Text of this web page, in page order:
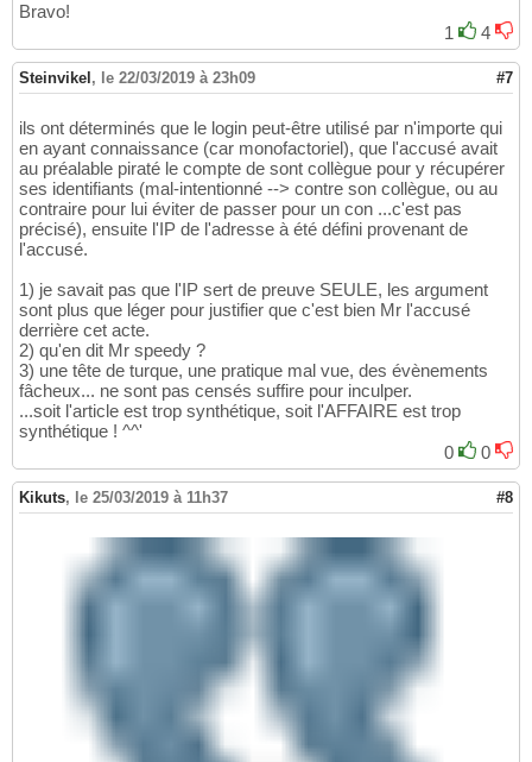
Bravo!
1
4
Steinvikel , le 22/03/2019 à 23h09 #7
ils ont déterminés que le login peut-être utilisé par n'importe qui
en ayant connaissance (car monofactoriel), que l'accusé avait
au préalable piraté le compte de sont collègue pour y récupérer
ses identifiants (mal-intentionné --> contre son collègue, ou au
contraire pour lui éviter de passer pour un con ...c'est pas
précisé), ensuite l'IP de l'adresse à été défini provenant de
l'accusé.
1) je savait pas que l'IP sert de preuve SEULE, les argument
sont plus que léger pour justifier que c'est bien Mr l'accusé
derrière cet acte.
2) qu'en dit Mr speedy ?
3) une tête de turque, une pratique mal vue, des évènements
fâcheux... ne sont pas censés suffire pour inculper.
...soit l'article est trop synthétique, soit l'AFFAIRE est trop
synthétique ! ^^'
0
0
Kikuts, le 25/03/2019 à 11h37 #8